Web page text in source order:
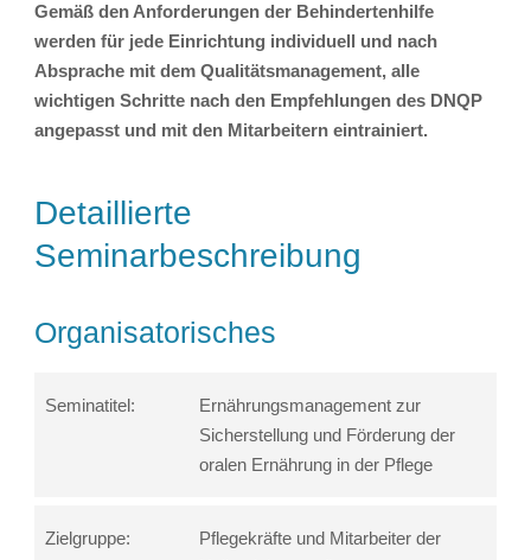
Gemäß den Anforderungen der Behindertenhilfe
werden für jede Einrichtung individuell und nach
Absprache mit dem Qualitätsmanagement, alle
wichtigen Schritte nach den Empfehlungen des DNQP
angepasst und mit den Mitarbeitern eintrainiert.
Detaillierte
Seminarbeschreibung
Organisatorisches
Seminatitel:
Ernährungsmanagement zur
Sicherstellung und Förderung der
oralen Ernährung in der Pflege
Zielgruppe:
Pflegekräfte und Mitarbeiter der